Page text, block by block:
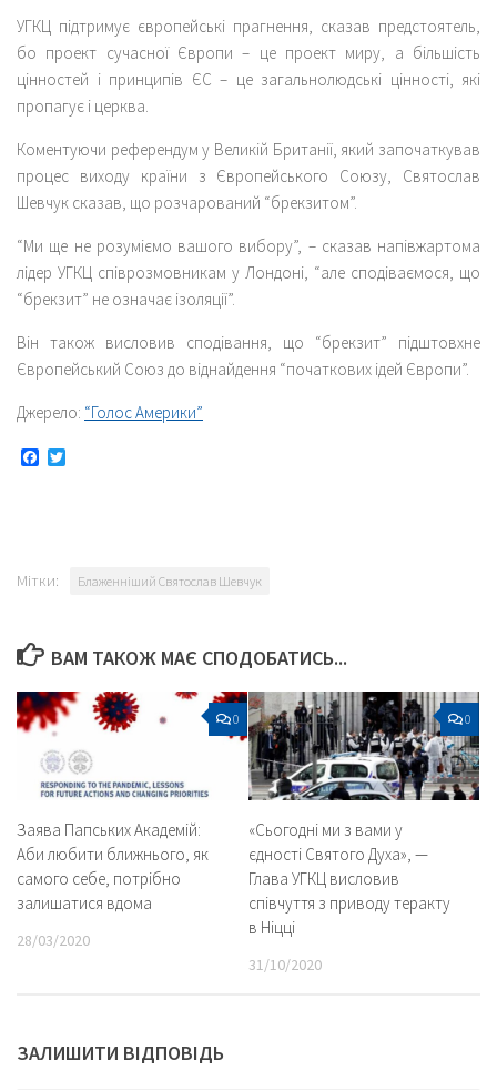
УГКЦ підтримує європейські прагнення, сказав предстоятель,
бо проект сучасної Європи – це проект миру, а більшість
цінностей і принципів ЄС – це загальнолюдські цінності, які
пропагує і церква.
Коментуючи референдум у Великій Британії, який започаткував
процес виходу країни з Європейського Союзу, Святослав
Шевчук сказав, що розчарований “брекзитом”.
“Ми ще не розуміємо вашого вибору”, – сказав напівжартома
лідер УГКЦ співрозмовникам у Лондоні, “але сподіваємося, що
“брекзит” не означає ізоляції”.
Він також висловив сподівання, що “брекзит” підштовхне
Європейський Союз до віднайдення “початкових ідей Європи”.
Джерело: “Голос Америки”
Facebook
Мітки: Блаженніший Святослав Шевчук
ВАМ ТАКОЖ МАЄ СПОДОБАТИСЬ...
0
Заява Папських Академій:
Аби любити ближнього, як
самого себе, потрібно
залишатися вдома
28/03/2020
0
«Сьогодні ми з вами у
єдності Святого Духа», —
Глава УГКЦ висловив
співчуття з приводу теракту
в Ніцці
31/10/2020
ЗАЛИШИТИ ВІДПОВІДЬ